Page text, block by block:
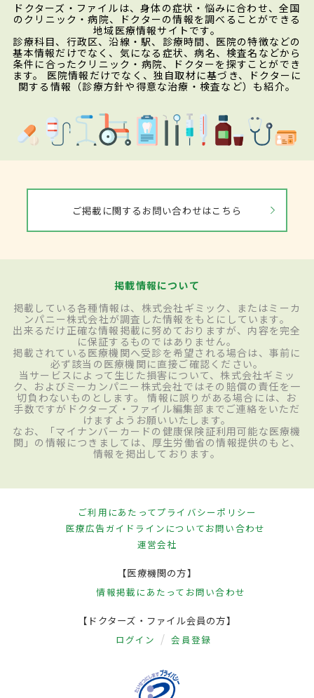
ドクターズ・ファイルは、身体の症状・悩みに合わせ、全国
のクリニック・病院、ドクターの情報を調べることができる
地域医療情報サイトです。
診療科目、行政区、沿線・駅、診療時間、医院の特徴などの
基本情報だけでなく、気になる症状、病名、検査名などから
条件に合ったクリニック・病院、ドクターを探すことができ
ます。 医院情報だけでなく、独自取材に基づき、ドクターに
関する情報（診療方針や得意な治療・検査など）も紹介。
ご掲載に関するお問い合わせはこちら
掲載情報について
掲載している各種情報は、株式会社ギミック、またはミーカ
ンパニー株式会社が調査した情報をもとにしています。
出来るだけ正確な情報掲載に努めておりますが、内容を完全
に保証するものではありません。
掲載されている医療機関へ受診を希望される場合は、事前に
必ず該当の医療機関に直接ご確認ください。
当サービスによって生じた損害について、株式会社ギミッ
ク、およびミーカンパニー株式会社ではその賠償の責任を一
切負わないものとします。 情報に誤りがある場合には、お
手数ですがドクターズ・ファイル編集部までご連絡をいただ
けますようお願いいたします。
なお、「マイナンバーカードの健康保険証利用可能な医療機
関」の情報につきましては、厚生労働省の情報提供のもと、
情報を掲出しております。
ご利用にあたってプライバシーポリシー
医療広告ガイドラインについてお問い合わせ
運営会社
【医療機関の方】
情報掲載にあたって お問い合わせ
【ドクターズ・ファイル会員の方】
ログイン 会員登録